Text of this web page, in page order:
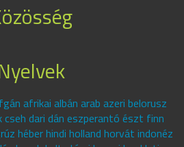
afrikai albán arab azeri belorusz
cseh dari dán eszperantó észt finn
héber hindi holland horvát indonéz